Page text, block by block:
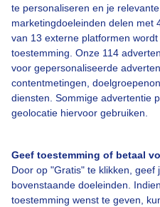
te personaliseren en je
marketingdoeleinden delen met
van 13 externe platformen
toestemming. Onze 114
voor gepersonaliseerde
contentmetingen,
diensten. Sommige advertentie
geolocatie hiervoor gebruiken.
Geef toestemming of betaal
Door op "Gratis" te klikken, geef
bovenstaande doeleinden.
toestemming wenst te geven,
Over Buienradar
Veelgestelde vragen